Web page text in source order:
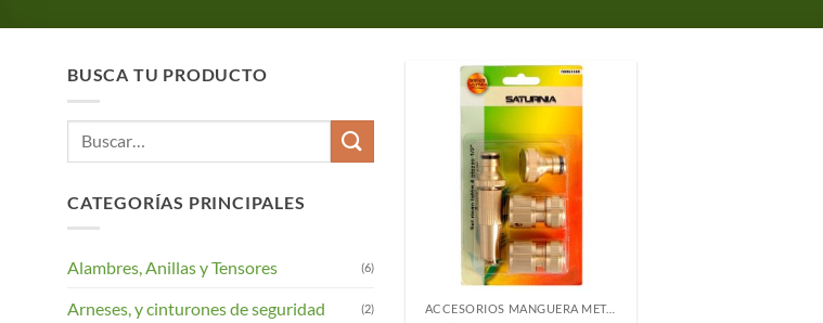
BUSCA TU PRODUCTO
Buscar
CATEGORÍAS PRINCIPALES
Alambres, Anillas y Tensores (6)
Arneses, y cinturones de seguridad (2) ACCESORIOS MANGUERA METAL